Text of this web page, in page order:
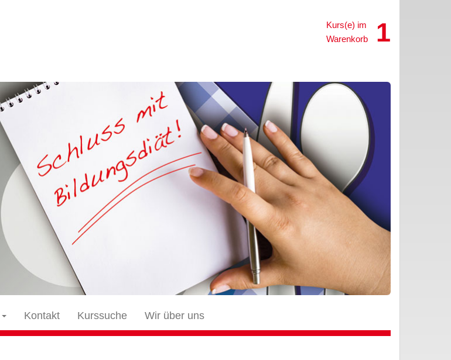
1
Kurs(e) im
Warenkorb
Kontakt Kurssuche Wir über uns